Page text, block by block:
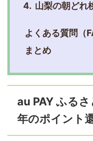
山梨の朝どれ
よくある質問（
まとめ
au PAY ふる
年のポイント